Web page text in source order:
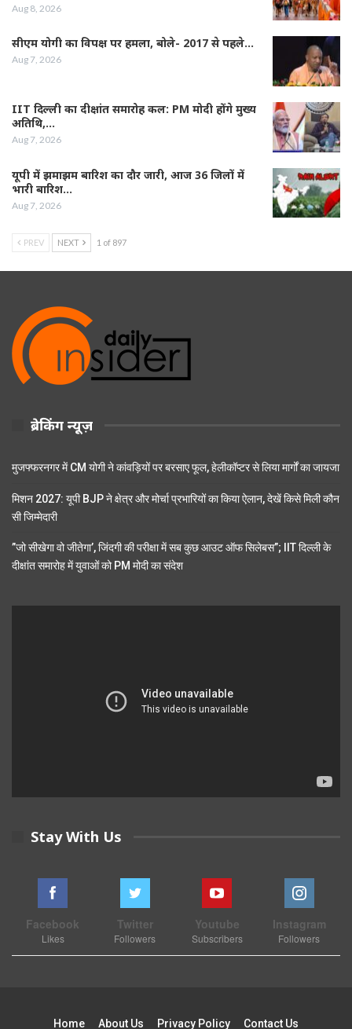
Aug 8, 2026
सीएम योगी का विपक्ष पर हमला, बोले- 2017 से पहले…
Aug 7, 2026
IIT दिल्ली का दीक्षांत समारोह कल: PM मोदी होंगे मुख्य
अतिथि,…
Aug 7, 2026
यूपी में झमाझम बारिश का दौर जारी, आज 36 जिलों में
भारी बारिश…
Aug 7, 2026
PREV NEXT 1 of 897
ब्रेकिंग न्यूज़
मुजफ्फरनगर में CM योगी ने कांवड़ियों पर बरसाए फूल, हेलीकॉप्टर से लिया मार्गों का जायजा
मिशन 2027: यूपी BJP ने क्षेत्र और मोर्चा प्रभारियों का किया ऐलान, देखें किसे मिली कौन
सी जिम्मेदारी
”जो सीखेगा वो जीतेगा’, जिंदगी की परीक्षा में सब कुछ आउट ऑफ सिलेबस”; IIT दिल्ली के
दीक्षांत समारोह में युवाओं को PM मोदी का संदेश
Stay With Us
Facebook
Likes
Twitter
Followers
Youtube
Subscribers
Instagram
Followers
Home About Us Privacy Policy Contact Us